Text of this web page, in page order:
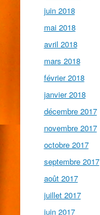
juin 2018
mai 2018
avril 2018
mars 2018
février 2018
janvier 2018
décembre 2017
novembre 2017
octobre 2017
septembre 2017
août 2017
juillet 2017
juin 2017